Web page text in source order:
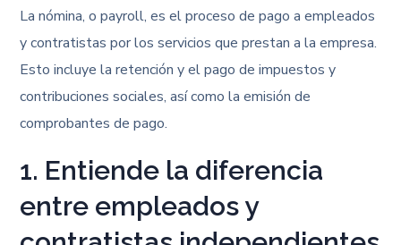
La nómina, o payroll, es el proceso de pago a empleados
y contratistas por los servicios que prestan a la empresa.
Esto incluye la retención y el pago de impuestos y
contribuciones sociales, así como la emisión de
comprobantes de pago.
1. Entiende la diferencia
entre empleados y